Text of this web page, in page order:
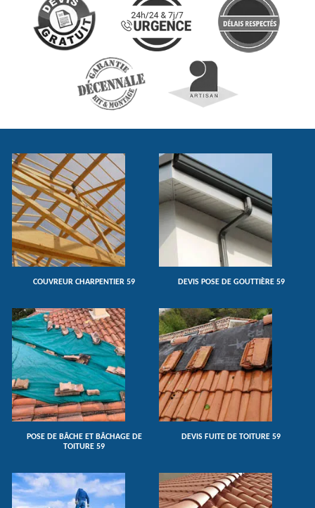
COUVREUR CHARPENTIER 59 DEVIS POSE DE GOUTTIÈRE 59
POSE DE BÂCHE ET BÂCHAGE DE
TOITURE 59
DEVIS FUITE DE TOITURE 59